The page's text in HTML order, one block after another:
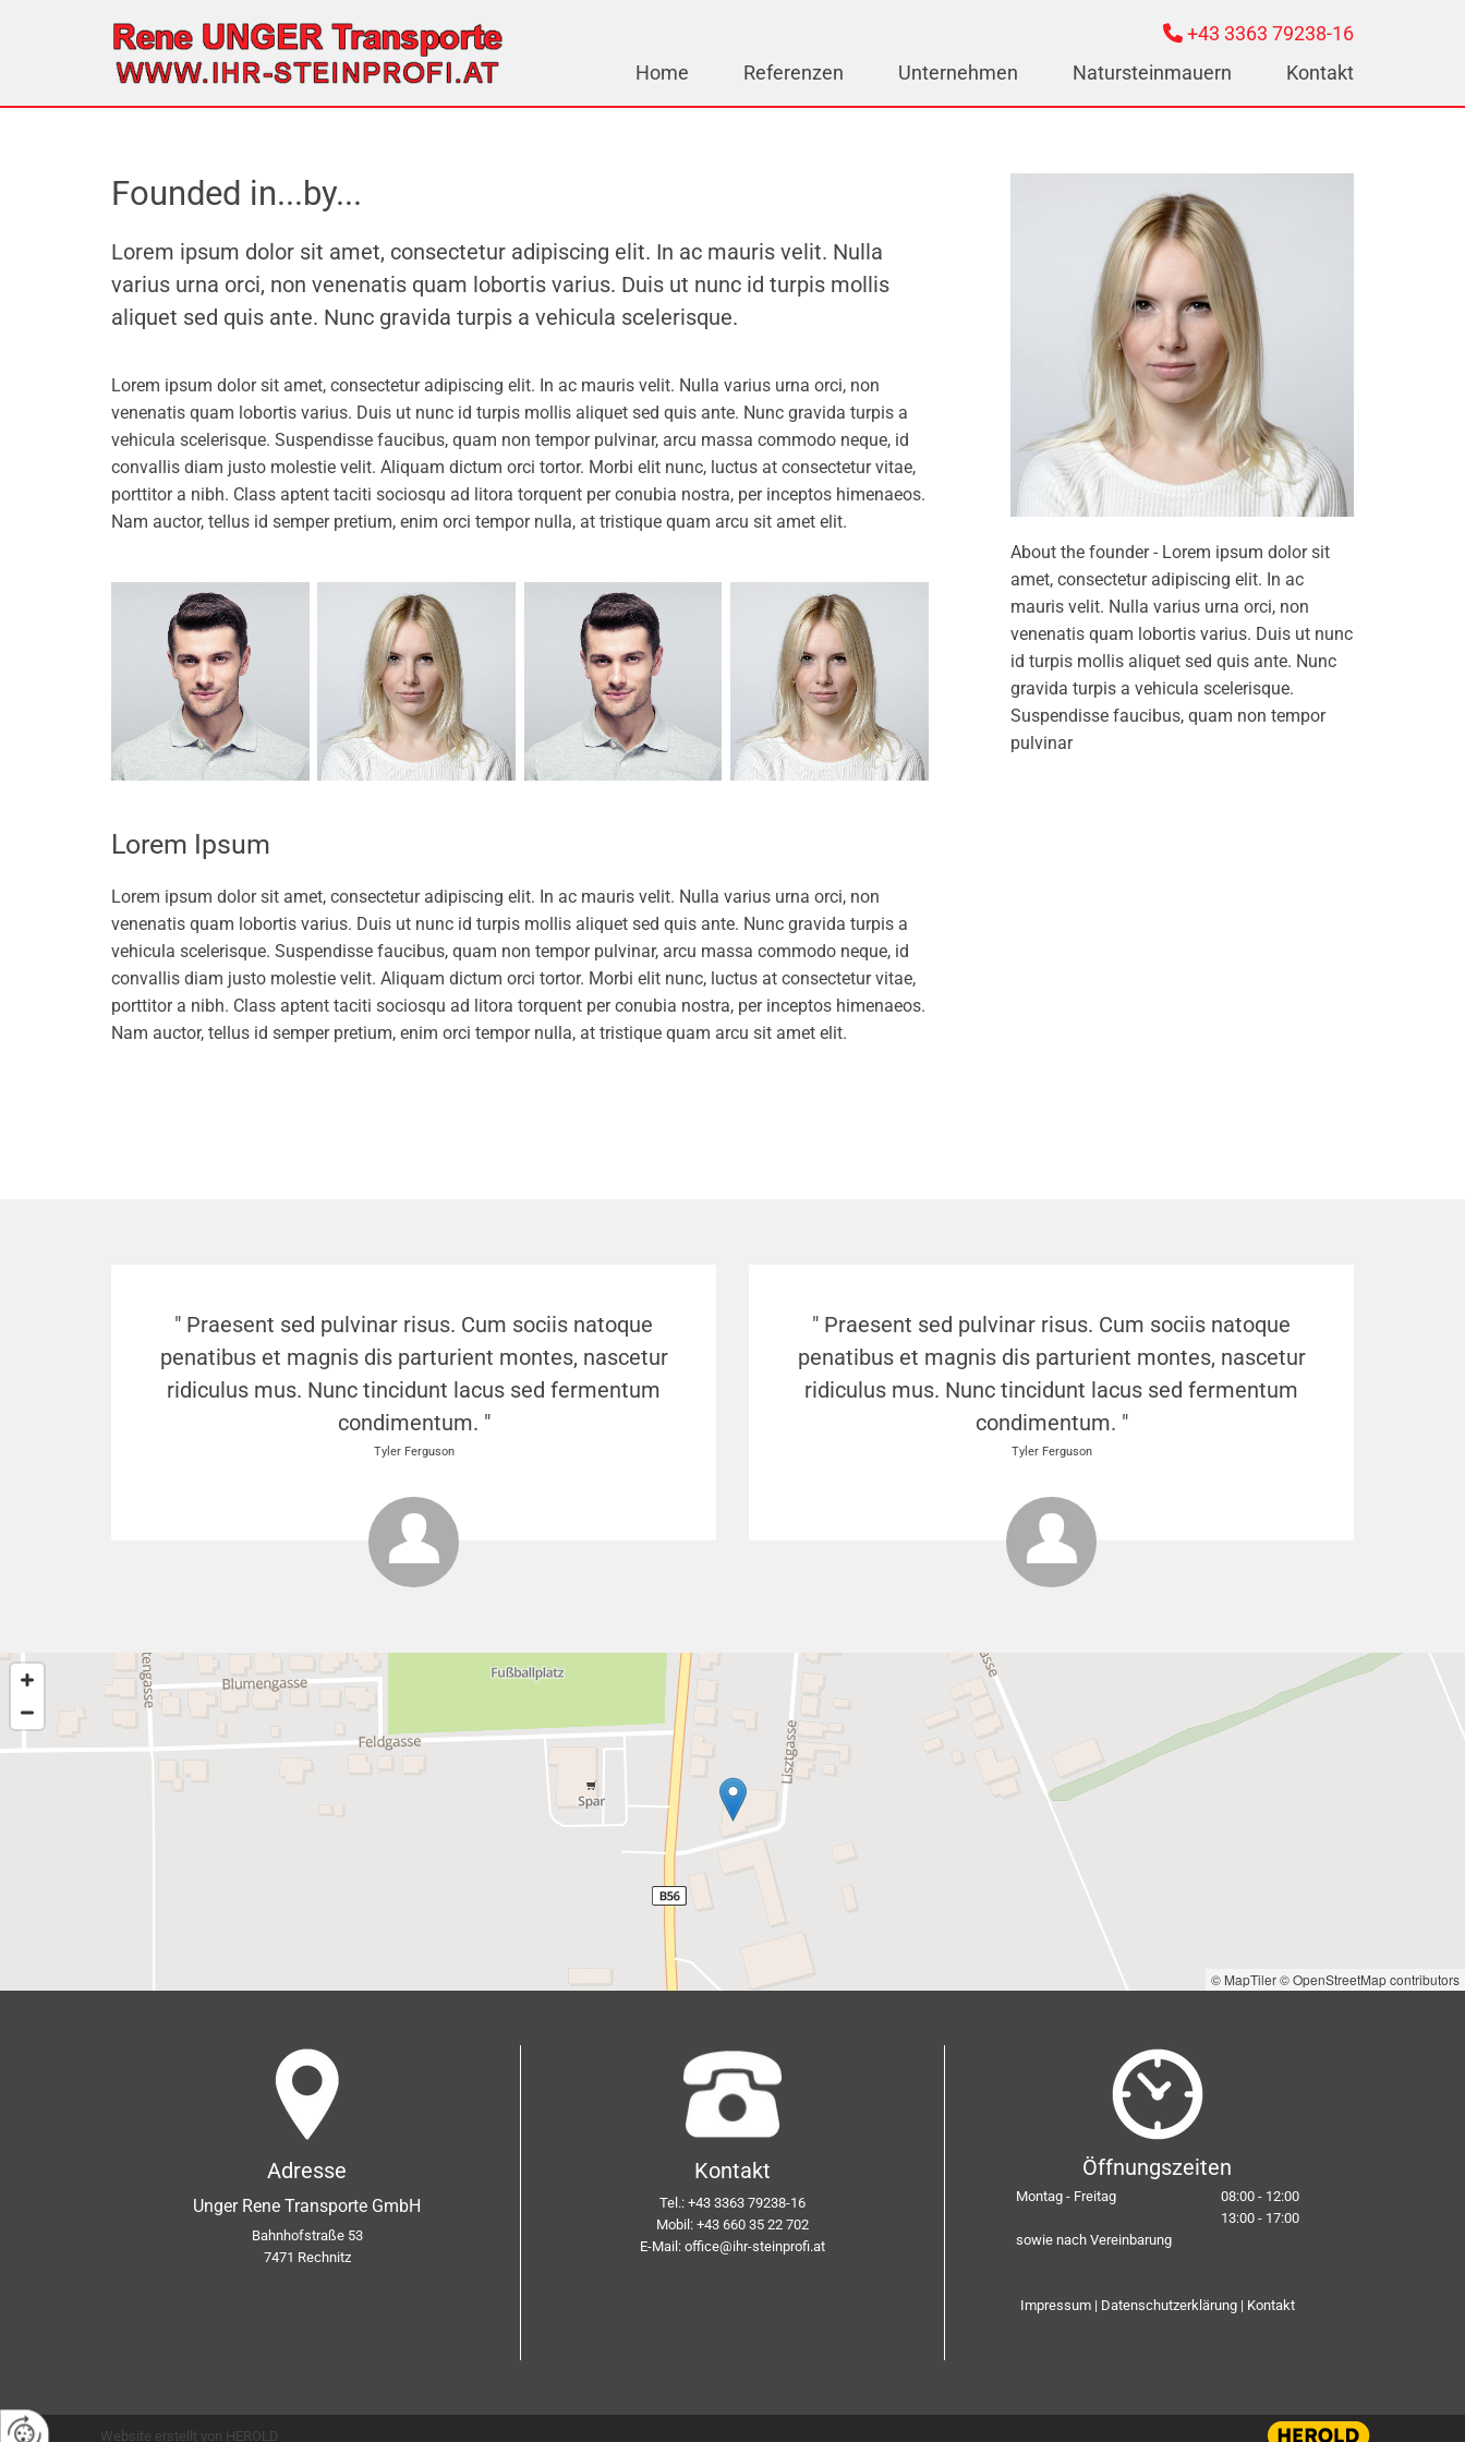
 +43 3363 79238-16
Home
Referenzen Unternehmen Natursteinmauern Kontakt
Founded in...by...
Lorem ipsum dolor sit amet, consectetur adipiscing elit. In ac mauris velit. Nulla
varius urna orci, non venenatis quam lobortis varius. Duis ut nunc id turpis mollis
aliquet sed quis ante. Nunc gravida turpis a vehicula scelerisque.
Lorem ipsum dolor sit amet, consectetur adipiscing elit. In ac mauris velit. Nulla varius urna orci, non
venenatis quam lobortis varius. Duis ut nunc id turpis mollis aliquet sed quis ante. Nunc gravida turpis a
vehicula scelerisque. Suspendisse faucibus, quam non tempor pulvinar, arcu massa commodo neque, id
convallis diam justo molestie velit. Aliquam dictum orci tortor. Morbi elit nunc, luctus at consectetur vitae,
porttitor a nibh. Class aptent taciti sociosqu ad litora torquent per conubia nostra, per inceptos himenaeos.
Nam auctor, tellus id semper pretium, enim orci tempor nulla, at tristique quam arcu sit amet elit.
Lorem Ipsum
Lorem ipsum dolor sit amet, consectetur adipiscing elit. In ac mauris velit. Nulla varius urna orci, non
venenatis quam lobortis varius. Duis ut nunc id turpis mollis aliquet sed quis ante. Nunc gravida turpis a
vehicula scelerisque. Suspendisse faucibus, quam non tempor pulvinar, arcu massa commodo neque, id
convallis diam justo molestie velit. Aliquam dictum orci tortor. Morbi elit nunc, luctus at consectetur vitae,
porttitor a nibh. Class aptent taciti sociosqu ad litora torquent per conubia nostra, per inceptos himenaeos.
Nam auctor, tellus id semper pretium, enim orci tempor nulla, at tristique quam arcu sit amet elit.
About the founder - Lorem ipsum dolor sit
amet, consectetur adipiscing elit. In ac
mauris velit. Nulla varius urna orci, non
venenatis quam lobortis varius. Duis ut nunc
id turpis mollis aliquet sed quis ante. Nunc
gravida turpis a vehicula scelerisque.
Suspendisse faucibus, quam non tempor
pulvinar
" Praesent sed pulvinar risus. Cum sociis natoque
penatibus et magnis dis parturient montes, nascetur
ridiculus mus. Nunc tincidunt lacus sed fermentum
condimentum. "
Tyler Ferguson
" Praesent sed pulvinar risus. Cum sociis natoque
penatibus et magnis dis parturient montes, nascetur
ridiculus mus. Nunc tincidunt lacus sed fermentum
condimentum. "
Tyler Ferguson
© MapTiler© OpenStreetMap contributors
Adresse
Unger Rene Transporte GmbH
Bahnhofstraße 53
7471 Rechnitz
Kontakt
Tel.: +43 3363 79238-16
Mobil: +43 660 35 22 702
E-Mail: office@ihr-steinprofi.at
Öffnungszeiten
Montag - Freitag
08:00 - 12:00
13:00 - 17:00
sowie nach Vereinbarung
Impressum| Datenschutzerklärung| Kontakt
Website erstellt von HEROLD